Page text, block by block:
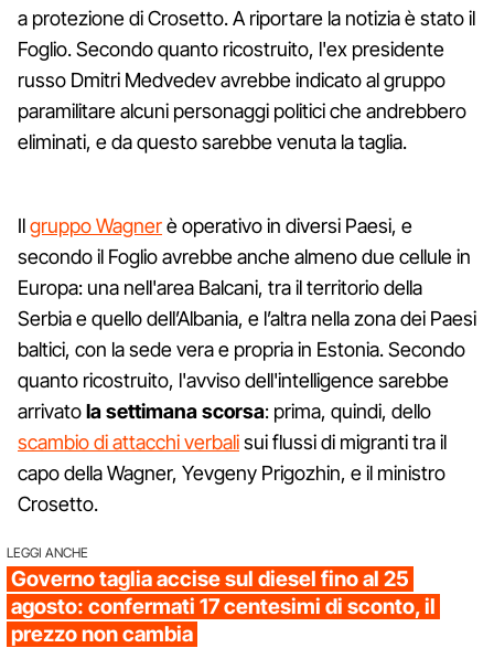
a protezione di Crosetto. A riportare la notizia è stato il
Foglio. Secondo quanto ricostruito, l'ex presidente
russo Dmitri Medvedev avrebbe indicato al gruppo
paramilitare alcuni personaggi politici che andrebbero
eliminati, e da questo sarebbe venuta la taglia.
Ilgruppo Wagnerè operativo in diversi Paesi, e
secondo il Foglio avrebbe anche almeno due cellule in
Europa: una nell'area Balcani, tra il territorio della
Serbia e quello dell’Albania, e l’altra nella zona dei Paesi
baltici, con la sede vera e propria in Estonia. Secondo
quanto ricostruito, l'avviso dell'intelligence sarebbe
arrivatola settimana scorsa: prima, quindi, dello
scambio di attacchi verbalisui flussi di migranti tra il
capo della Wagner, Yevgeny Prigozhin, e il ministro
Crosetto.
LEGGI ANCHE
Governo taglia accise sul diesel fino al 25
agosto: confermati 17 centesimi di sconto, il
prezzo non cambia